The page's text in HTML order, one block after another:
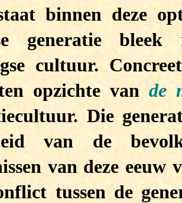
binnen deze
generatie
cultuur.
opzichte van de
Die
van de
van deze
tussen de